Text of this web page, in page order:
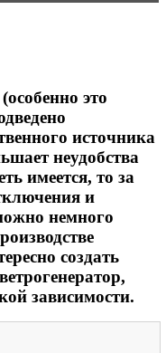
это
источника
неудобства
имеется, то за
и
немного
создать
зависимости.